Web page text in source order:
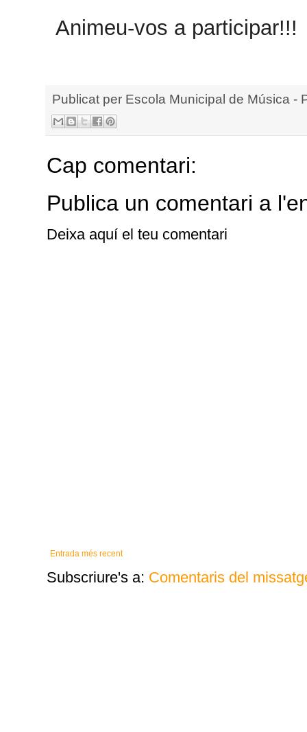
Animeu-vos a participar!!!
Publicat per Escola Municipal de Música -
Cap comentari:
Publica un comentari a
Deixa aquí el teu comentari
Entrada més recent
Subscriure's a: Comentaris del